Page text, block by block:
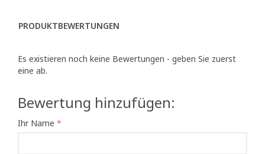
PRODUKTBEWERTUNGEN
Es existieren noch keine Bewertungen - geben Sie zuerst
eine ab.
Bewertung hinzufügen:
Ihr Name